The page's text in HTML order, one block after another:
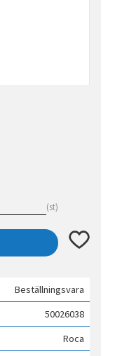
st
Lägg till
Beställningsvara
50026038
Roca